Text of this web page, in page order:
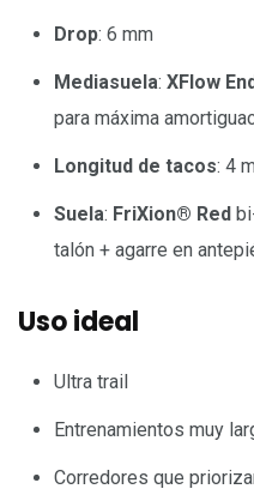
Drop: 6 mm
Mediasuela: XFlow
para máxima
Longitud de tacos: 4
Suela: FriXion® Red
talón + agarre en
Uso ideal
Ultra trail
Entrenamientos muy
Corredores que